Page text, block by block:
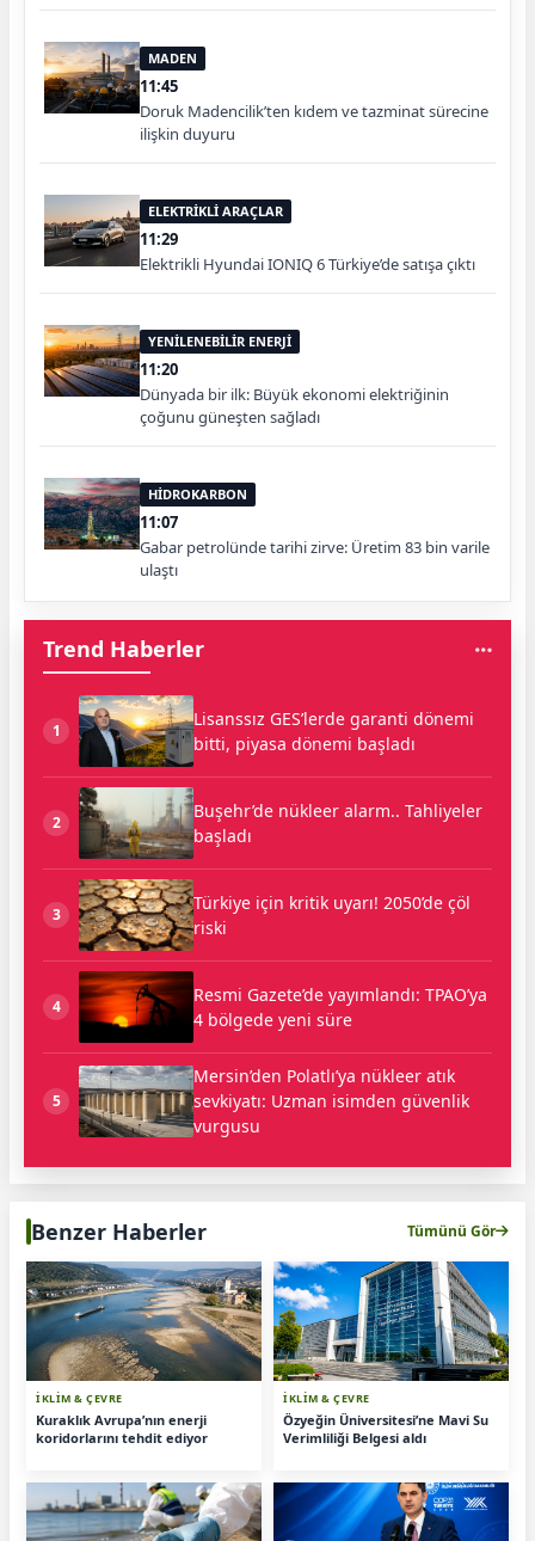
MADEN
11:45
Doruk Madencilik’ten kıdem ve tazminat sürecine
ilişkin duyuru
ELEKTRİKLİ ARAÇLAR
11:29
Elektrikli Hyundai IONIQ 6 Türkiye’de satışa çıktı
YENİLENEBİLİR ENERJİ
11:20
Dünyada bir ilk: Büyük ekonomi elektriğinin
çoğunu güneşten sağladı
HİDROKARBON
11:07
Gabar petrolünde tarihi zirve: Üretim 83 bin varile
ulaştı
Trend Haberler
1
Lisanssız GES’lerde garanti dönemi
bitti, piyasa dönemi başladı
2
Buşehr’de nükleer alarm.. Tahliyeler
başladı
3
Türkiye için kritik uyarı! 2050’de çöl
riski
4
Resmi Gazete’de yayımlandı: TPAO’ya
4 bölgede yeni süre
5
Mersin’den Polatlı’ya nükleer atık
sevkiyatı: Uzman isimden güvenlik
vurgusu
Benzer Haberler Tümünü Gör
İKLİM & ÇEVRE
Kuraklık Avrupa’nın enerji
koridorlarını tehdit ediyor
İKLİM & ÇEVRE
Özyeğin Üniversitesi’ne Mavi Su
Verimliliği Belgesi aldı